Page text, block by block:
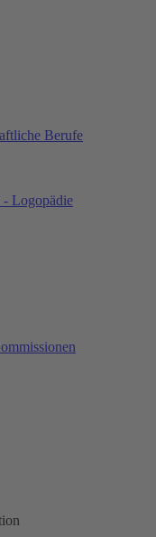
Berufe
- Logopädie